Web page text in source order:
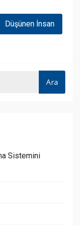
Düşünen İnsan
Sistemini